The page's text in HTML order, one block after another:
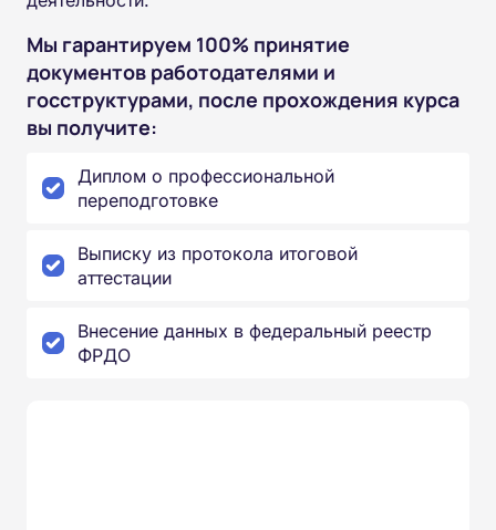
Мы гарантируем 100% принятие
документов работодателями и
госструктурами, после прохождения курса
вы получите:
Диплом о профессиональной
переподготовке
Выписку из протокола итоговой
аттестации
Внесение данных в федеральный реестр
ФРДО